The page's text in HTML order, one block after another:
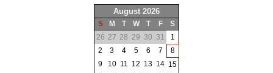
August 2026
S M T W T F
S
26 27 28 29 30 31
1
2
3 4 5 6 7
8
9
10 11 12 13 14 15